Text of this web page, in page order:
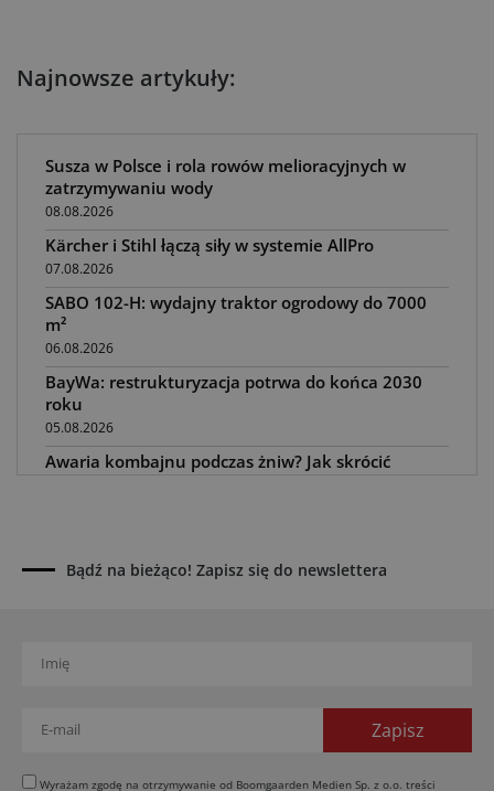
Najnowsze artykuły:
Susza w Polsce i rola rowów melioracyjnych w
zatrzymywaniu wody
08.08.2026
Kärcher i Stihl łączą siły w systemie AllPro
07.08.2026
SABO 102-H: wydajny traktor ogrodowy do 7000
m²
06.08.2026
BayWa: restrukturyzacja potrwa do końca 2030
roku
05.08.2026
Awaria kombajnu podczas żniw? Jak skrócić
Fendt, Valtra i Massey Ferguson przy sprzedaży
maszyn rolniczych
bijakowe
Rzepak hybrydowy: sposób na wyższą rentowność
Europejski przemysł maszyn rolniczych w recesji
Bądź na bieżąco! Zapisz się do newslettera
Wyrażam zgodę na otrzymywanie od Boomgaarden Medien Sp. z o.o. treści